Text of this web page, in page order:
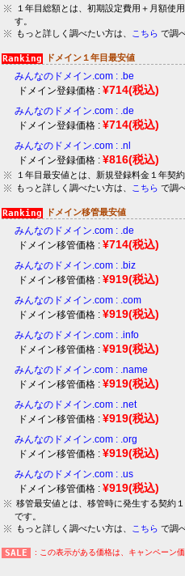
１年目総額とは、初期設定費用＋月額使
す。
もっと詳しく調べたい方は、
こちら で調
ドメイン１年目最安値
みんなのドメイン.com : .be
ドメイン登録価格 : ¥714(税込)
みんなのドメイン.com : .de
ドメイン登録価格 : ¥714(税込)
みんなのドメイン.com : .nl
ドメイン登録価格 : ¥816(税込)
１年目最安値とは、新規登録料金１年契
もっと詳しく調べたい方は、
こちら で調
ドメイン移管最安値
みんなのドメイン.com : .de
ドメイン移管価格 : ¥714(税込)
みんなのドメイン.com : .biz
ドメイン移管価格 : ¥919(税込)
みんなのドメイン.com : .com
ドメイン移管価格 : ¥919(税込)
みんなのドメイン.com : .info
ドメイン移管価格 : ¥919(税込)
みんなのドメイン.com : .name
ドメイン移管価格 : ¥919(税込)
みんなのドメイン.com : .net
ドメイン移管価格 : ¥919(税込)
みんなのドメイン.com : .org
ドメイン移管価格 : ¥919(税込)
みんなのドメイン.com : .us
ドメイン移管価格 : ¥919(税込)
移管最安値とは、移管時に発生する契約
です。
もっと詳しく調べたい方は、
こちら で調
: この表示がある価格は、キャンペーン価